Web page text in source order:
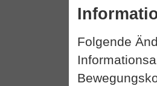
Folgende